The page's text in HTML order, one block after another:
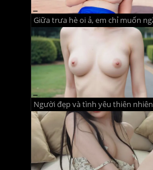
Người đẹp và tình yêu thiên nhiên